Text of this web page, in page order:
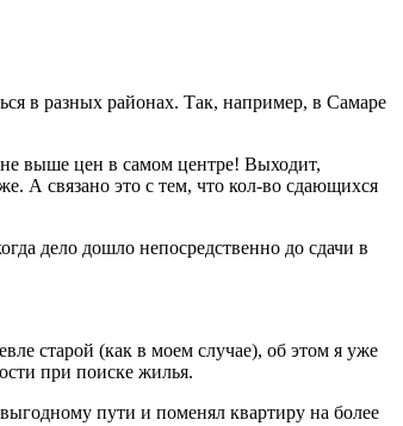
в разных районах. Так, например, в Самаре
выше цен в самом центре! Выходит,
А связано это с тем, что кол-во сдающихся
дело дошло непосредственно до сдачи в
старой (как в моем случае), об этом я уже
при поиске жилья.
пути и поменял квартиру на более